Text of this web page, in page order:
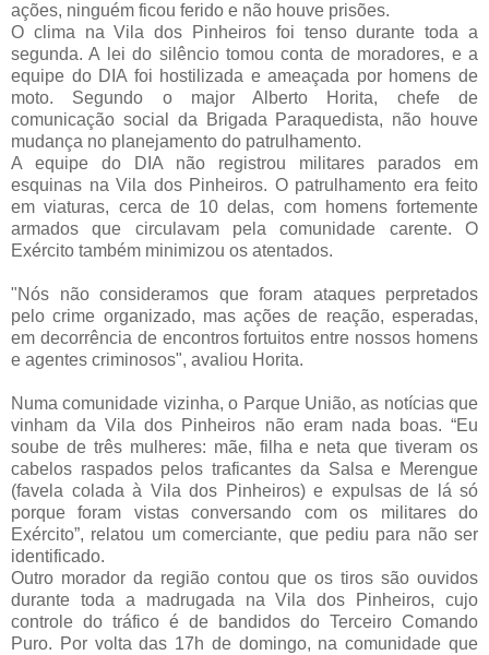
ações, ninguém ficou ferido e não houve prisões.
O clima na Vila dos Pinheiros foi tenso durante toda a
segunda. A lei do silêncio tomou conta de moradores, e a
equipe do DIA foi hostilizada e ameaçada por homens de
moto. Segundo o major Alberto Horita, chefe de
comunicação social da Brigada Paraquedista, não houve
mudança no planejamento do patrulhamento.
A equipe do DIA não registrou militares parados em
esquinas na Vila dos Pinheiros. O patrulhamento era feito
em viaturas, cerca de 10 delas, com homens fortemente
armados que circulavam pela comunidade carente. O
Exército também minimizou os atentados.
"Nós não consideramos que foram ataques perpretados
pelo crime organizado, mas ações de reação, esperadas,
em decorrência de encontros fortuitos entre nossos homens
e agentes criminosos", avaliou Horita.
Numa comunidade vizinha, o Parque União, as notícias que
vinham da Vila dos Pinheiros não eram nada boas. “Eu
soube de três mulheres: mãe, filha e neta que tiveram os
cabelos raspados pelos traficantes da Salsa e Merengue
(favela colada à Vila dos Pinheiros) e expulsas de lá só
porque foram vistas conversando com os militares do
Exército”, relatou um comerciante, que pediu para não ser
identificado.
Outro morador da região contou que os tiros são ouvidos
durante toda a madrugada na Vila dos Pinheiros, cujo
controle do tráfico é de bandidos do Terceiro Comando
Puro. Por volta das 17h de domingo, na comunidade que